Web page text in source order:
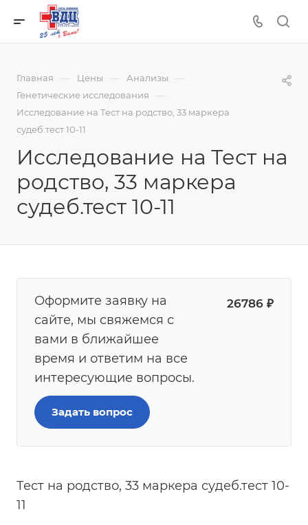
Главная — Цены — Анализы —
Генетические исследования —
Исследование на Тест на родство, 33 маркера
судеб.тест 10-11
Исследование на Тест на
родство, 33 маркера
судеб.тест 10-11
Оформите заявку на
сайте, мы свяжемся с
вами в ближайшее
время и ответим на все
интересующие вопросы.
26786 ₽
Задать вопрос
Тест на родство, 33 маркера судеб.тест 10-
11